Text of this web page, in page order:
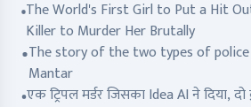
The World's First Girl to Put a Hit
Killer to Murder Her Brutally
The story of the two types of
Mantar
एक ट्रिपल मर्डर जिसका Idea AI ने दिया,